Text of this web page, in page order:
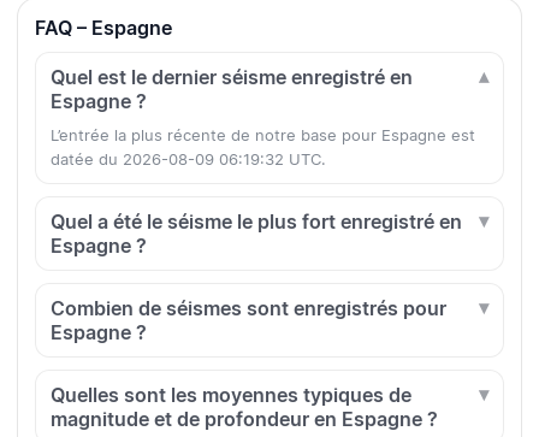
FAQ – Espagne
Quel est le dernier séisme enregistré en
Espagne ?
L’entrée la plus récente de notre base pour Espagne est
datée du 2026-08-09 06:19:32 UTC.
Quel a été le séisme le plus fort enregistré en
Espagne ?
Combien de séismes sont enregistrés pour
Espagne ?
Quelles sont les moyennes typiques de
magnitude et de profondeur en Espagne ?